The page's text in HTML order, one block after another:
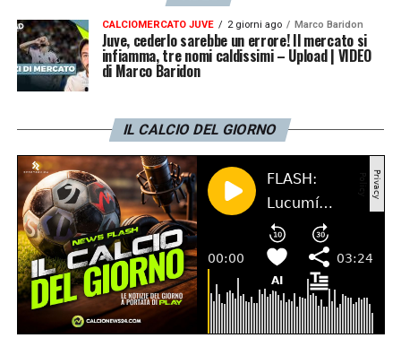
CALCIOMERCATO JUVE 2 giorni ago Marco Baridon
Juve, cederlo sarebbe un errore! Il mercato si
infiamma, tre nomi caldissimi – Upload | VIDEO
di Marco Baridon
IL CALCIO DEL GIORNO